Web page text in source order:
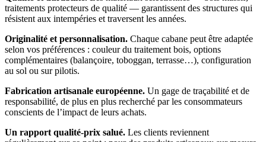
traitements protecteurs de qualité — garantissent des structures qui
résistent aux intempéries et traversent les années.
Originalité et personnalisation. Chaque cabane peut être adaptée
selon vos préférences : couleur du traitement bois, options
complémentaires (balançoire, toboggan, terrasse…), configuration
au sol ou sur pilotis.
Fabrication artisanale européenne. Un gage de traçabilité et de
responsabilité, de plus en plus recherché par les consommateurs
conscients de l’impact de leurs achats.
Un rapport qualité-prix salué. Les clients reviennent